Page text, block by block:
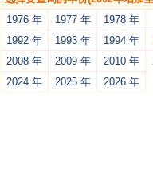
1976 年
1977 年 1978 年
1992 年
1993 年 1994 年
2008 年
2009 年 2010 年
2024 年
2025 年 2026 年